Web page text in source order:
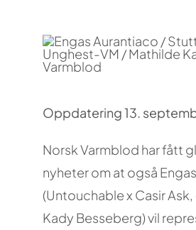
Oppdatering 13.
Norsk Varmblod har fått
nyheter om at også
(Untouchable x Casir
Kady Besseberg) vil